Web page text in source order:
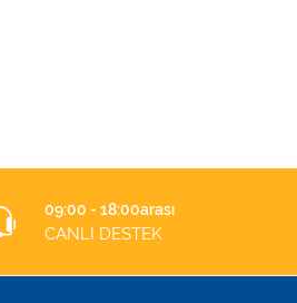
09:00 - 18:00arası
CANLI DESTEK